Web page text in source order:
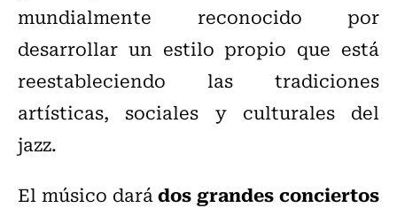
mundialmente reconocido por
desarrollar un estilo propio que está
reestableciendo las tradiciones
artísticas, sociales y culturales del
jazz.
El músico darádos grandes conciertos